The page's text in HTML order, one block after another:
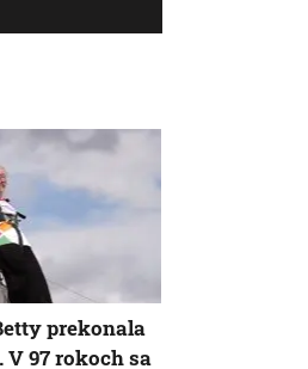
prekonala
97 rokoch sa